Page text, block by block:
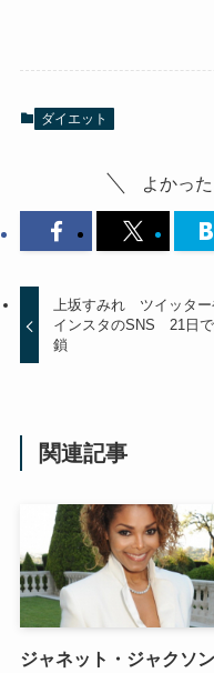
ダイエット
よかっ
上坂すみれ ツイッター
インスタのSNS 21日で
鎖
関連記事
ジャネット・ジャクソ